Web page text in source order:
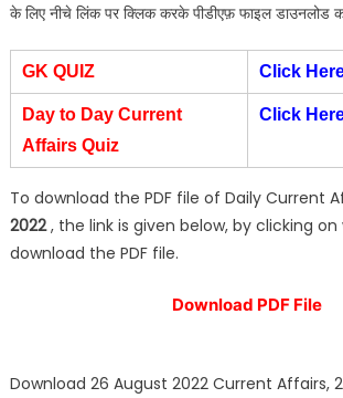
के लिए नीचे लिंक पर क्लिक करके पीडीएफ़ फाइल डाउनलोड
GK QUIZ Click
Day to Day Current
Affairs Quiz
Click
To download the PDF file of Daily Current
2022, the link is given below, by clicking
download the PDF file.
Download PDF File
Download 26 August 2022 Current Affairs,